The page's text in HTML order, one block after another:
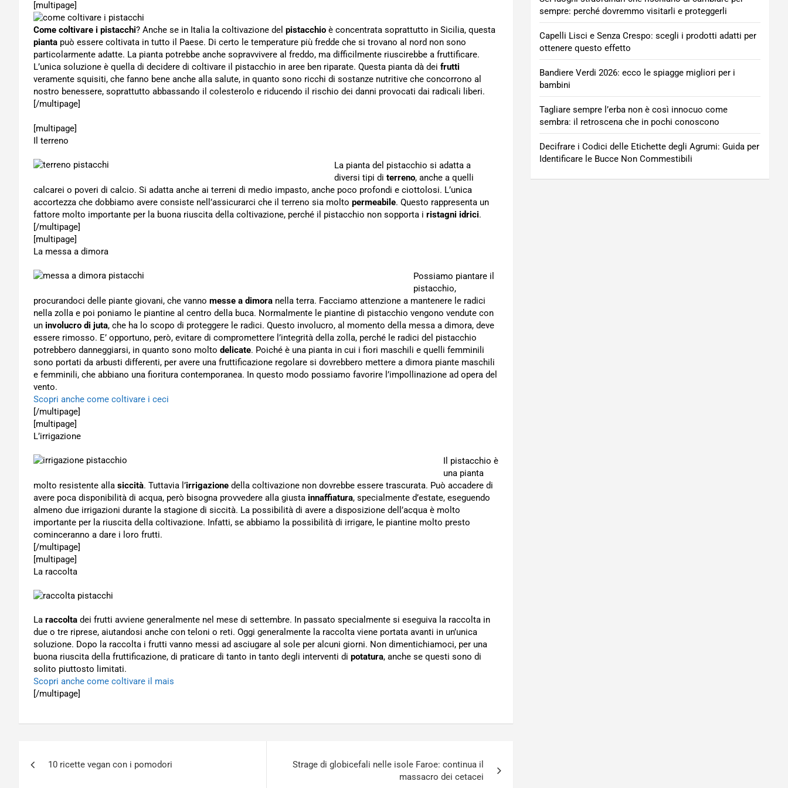
[multipage]
Come coltivare i pistacchi? Anche se in Italia la coltivazione del pistacchio è concentrata soprattutto in Sicilia, questa
pianta può essere coltivata in tutto il Paese. Di certo le temperature più fredde che si trovano al nord non sono
particolarmente adatte. La pianta potrebbe anche sopravvivere al freddo, ma difficilmente riuscirebbe a fruttificare.
L’unica soluzione è quella di decidere di coltivare il pistacchio in aree ben riparate. Questa pianta dà dei frutti
veramente squisiti, che fanno bene anche alla salute, in quanto sono ricchi di sostanze nutritive che concorrono al
nostro benessere, soprattutto abbassando il colesterolo e riducendo il rischio dei danni provocati dai radicali liberi.
[/multipage]
[multipage]
Il terreno
La pianta del pistacchio si adatta a
diversi tipi di terreno, anche a quelli
calcarei o poveri di calcio. Si adatta anche ai terreni di medio impasto, anche poco profondi e ciottolosi. L’unica
accortezza che dobbiamo avere consiste nell’assicurarci che il terreno sia molto permeabile. Questo rappresenta un
fattore molto importante per la buona riuscita della coltivazione, perché il pistacchio non sopporta i ristagni idrici.
[/multipage]
[multipage]
La messa a dimora
Possiamo piantare il
pistacchio,
procurandoci delle piante giovani, che vanno messe a dimora nella terra. Facciamo attenzione a mantenere le radici
nella zolla e poi poniamo le piantine al centro della buca. Normalmente le piantine di pistacchio vengono vendute con
un involucro di juta, che ha lo scopo di proteggere le radici. Questo involucro, al momento della messa a dimora, deve
essere rimosso. E’ opportuno, però, evitare di compromettere l’integrità della zolla, perché le radici del pistacchio
potrebbero danneggiarsi, in quanto sono molto delicate. Poiché è una pianta in cui i fiori maschili e quelli femminili
sono portati da arbusti differenti, per avere una fruttificazione regolare si dovrebbero mettere a dimora piante maschili
e femminili, che abbiano una fioritura contemporanea. In questo modo possiamo favorire l’impollinazione ad opera del
vento.
Scopri anche come coltivare i ceci
[/multipage]
[multipage]
L’irrigazione
Il pistacchio è
una pianta
molto resistente alla siccità. Tuttavia l’irrigazione della coltivazione non dovrebbe essere trascurata. Può accadere di
avere poca disponibilità di acqua, però bisogna provvedere alla giusta innaffiatura, specialmente d’estate, eseguendo
almeno due irrigazioni durante la stagione di siccità. La possibilità di avere a disposizione dell’acqua è molto
importante per la riuscita della coltivazione. Infatti, se abbiamo la possibilità di irrigare, le piantine molto presto
cominceranno a dare i loro frutti.
[/multipage]
[multipage]
La raccolta
La raccolta dei frutti avviene generalmente nel mese di settembre. In passato specialmente si eseguiva la raccolta in
due o tre riprese, aiutandosi anche con teloni o reti. Oggi generalmente la raccolta viene portata avanti in un’unica
soluzione. Dopo la raccolta i frutti vanno messi ad asciugare al sole per alcuni giorni. Non dimentichiamoci, per una
buona riuscita della fruttificazione, di praticare di tanto in tanto degli interventi di potatura, anche se questi sono di
solito piuttosto limitati.
Scopri anche come coltivare il mais
[/multipage]
10 ricette vegan con i pomodori
Strage di globicefali nelle isole Faroe: continua il
massacro dei cetacei
sempre: perché dovremmo visitarli e proteggerli
Capelli Lisci e Senza Crespo: scegli i prodotti adatti per
ottenere questo effetto
Bandiere Verdi 2026: ecco le spiagge migliori per i
bambini
Tagliare sempre l’erba non è così innocuo come
sembra: il retroscena che in pochi conoscono
Decifrare i Codici delle Etichette degli Agrumi: Guida per
Identificare le Bucce Non Commestibili